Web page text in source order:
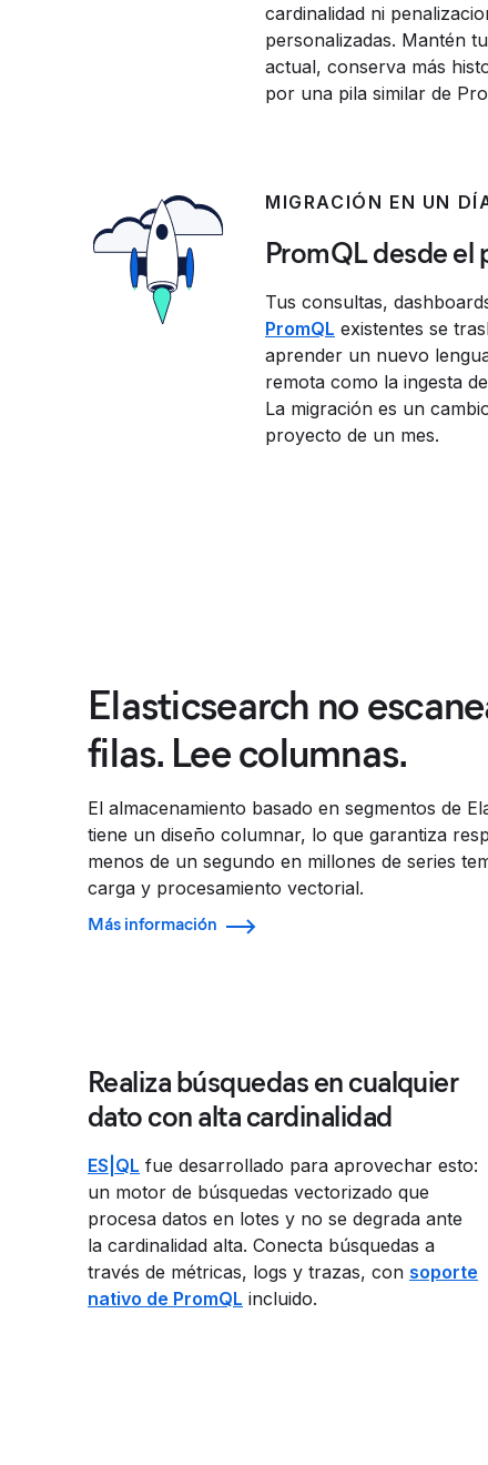
cardinalidad ni
personalizadas. Mantén
actual, conserva más
por una pila similar de
MIGRACIÓN EN UN
PromQL desde el
Tus consultas,
PromQL existentes se
aprender un nuevo
remota como la ingesta
La migración es un
proyecto de un mes.
Elasticsearch no
filas. Lee columnas.
El almacenamiento basado en segmentos de
tiene un diseño columnar, lo que garantiza
menos de un segundo en millones de series
carga y procesamiento vectorial.
Más información
Realiza búsquedas en cualquier
dato con alta cardinalidad
ES|QL fue desarrollado para aprovechar esto:
un motor de búsquedas vectorizado que
procesa datos en lotes y no se degrada ante
la cardinalidad alta. Conecta búsquedas a
través de métricas, logs y trazas, con soporte
nativo de PromQL incluido.